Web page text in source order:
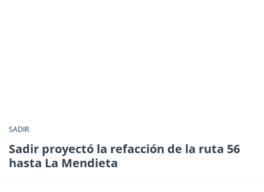
SADIR
Sadir proyectó la refacción de la ruta 56
hasta La Mendieta